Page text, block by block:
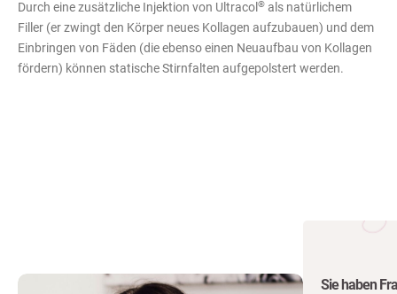
Durch eine zusätzliche Injektion von Ultracol ® als natürlichem
Filler (er zwingt den Körper neues Kollagen aufzubauen) und dem
Einbringen von Fäden (die ebenso einen Neuaufbau von Kollagen
fördern) können statische Stirnfalten aufgepolstert werden.
Sie haben